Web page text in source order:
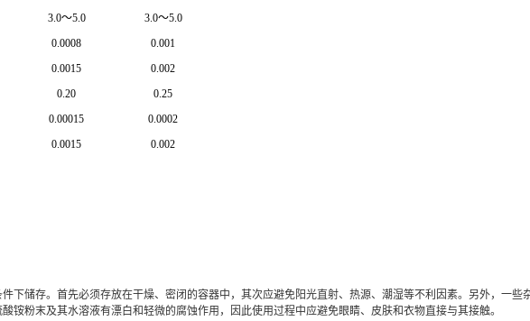
3.0～5.0
3.0～5.0
0.0008
0.001
0.0015
0.002
0.20
0.25
0.00015
0.0002
0.0015
0.002
下储存。首先必须存放在干燥、密闭的容器中，其次应避免阳光直射、热源、潮湿等不利因素。另外，一些
铵粉末及其水溶液有漂白和轻微的腐蚀作用，因此使用过程中应避免眼睛、皮肤和衣物直接与其接触。